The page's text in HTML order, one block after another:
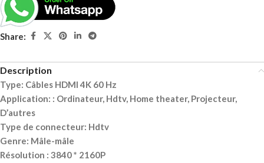
Share:
Description
Type: Câbles HDMI 4K 60 Hz
Application: : Ordinateur, Hdtv, Home theater, Projecteur,
D’autres
Type de connecteur: Hdtv
Genre: Mâle-mâle
Résolution : 3840 * 2160P